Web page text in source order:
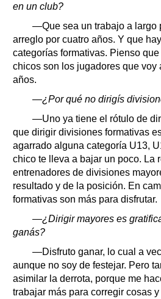
en un club?
—Que sea un trabajo a largo
arreglo por cuatro años. Y que
categorías formativas. Pienso
chicos son los jugadores que voy
años.
—¿Por qué no dirigís
—Uno ya tiene el rótulo de
que dirigir divisiones formativas
agarrado alguna categoría U13,
chico te lleva a bajar un poco. La
entrenadores de divisiones
resultado y de la posición. En
formativas son más para disfrutar.
—¿Dirigir mayores es
ganás?
—Disfruto ganar, lo cual a
aunque no soy de festejar. Pero
asimilar la derrota, porque me
trabajar más para corregir cosas